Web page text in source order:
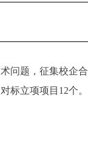
问题，征集校企合
标立项项目12个。